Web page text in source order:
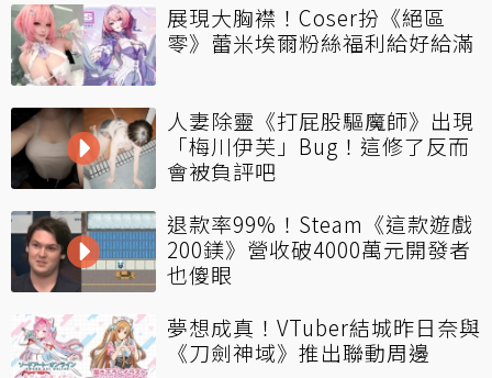
展現大胸襟！Coser扮《絕區
零》蕾米埃爾粉絲福利給好給滿
人妻除靈《打屁股驅魔師》出現
「梅川伊芙」Bug！這修了反而
會被負評吧
退款率99%！Steam《這款遊戲
200鎂》營收破4000萬元開發者
也傻眼
夢想成真！VTuber結城昨日奈與
《刀劍神域》推出聯動周邊